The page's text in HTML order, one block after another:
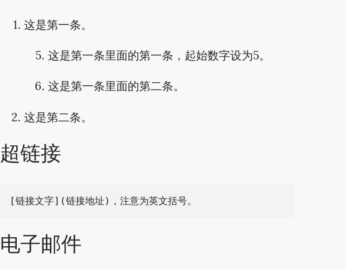
这是第一条。
这是第一条里面的第一条，起始数字设为5。
这是第一条里面的第二条。
这是第二条。
超链接
电子邮件